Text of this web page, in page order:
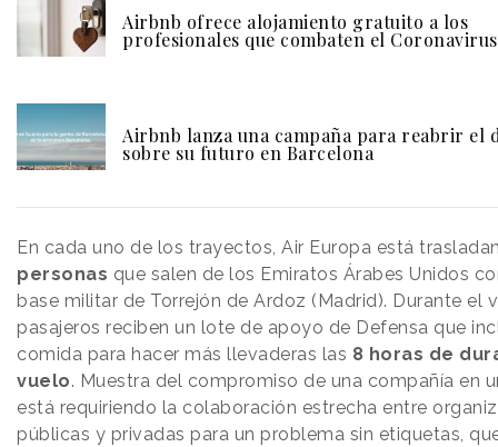
Airbnb ofrece alojamiento gratuito a los
profesionales que combaten el Coronavirus
Airbnb lanza una campaña para reabrir el
sobre su futuro en Barcelona
En cada uno de los trayectos, Air Europa está
personas que salen de los Emiratos Árabes Unidos
base militar de Torrejón de Ardoz (Madrid). Durante el
pasajeros reciben un lote de apoyo de Defensa que
comida para hacer más llevaderas las 8 horas de
vuelo. Muestra del compromiso de una compañía en
está requiriendo la colaboración estrecha entre
públicas y privadas para un problema sin etiquetas,